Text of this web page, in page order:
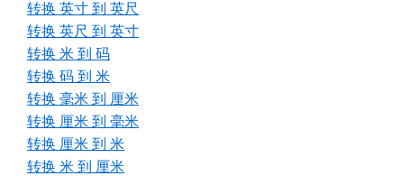
转换 英寸 到 英尺
转换 英尺 到 英寸
转换 米 到 码
转换 码 到 米
转换 毫米 到 厘米
转换 厘米 到 毫米
转换 厘米 到 米
转换 米 到 厘米